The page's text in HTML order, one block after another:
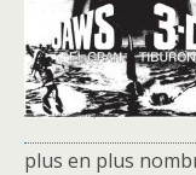
plus en plus